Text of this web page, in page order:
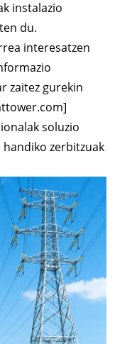
instalazio
du.
interesatzen
zaitez gurekin
soluzio
zerbitzuak